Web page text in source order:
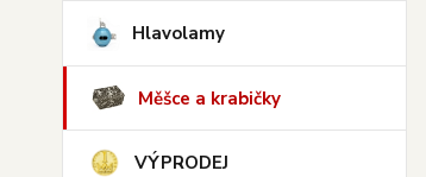
Hlavolamy
Měšce a krabičky
VÝPRODEJ